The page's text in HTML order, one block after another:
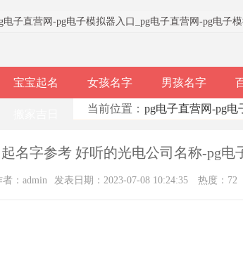
电子直营网-pg电子模拟器入口 pg电子直营网-pg电子
宝宝起名 女孩名字 男孩名字
当前位置： pg电子直营网-pg电
名字参考 好听的光电公司名称-pg电
者：admin 发表日期：2023-07-08 10:24:35 热度：72